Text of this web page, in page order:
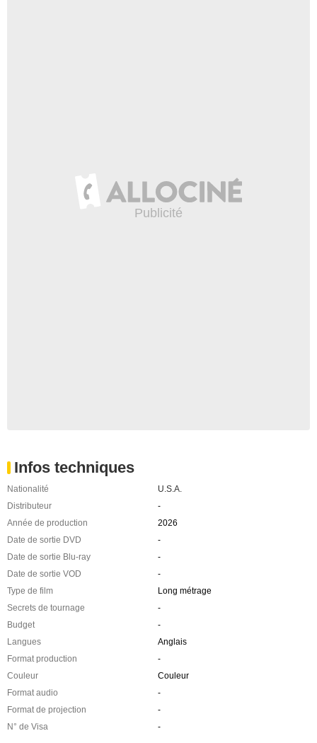
Infos techniques
Nationalité
U.S.A.
Distributeur
-
Année de production
2026
Date de sortie DVD
-
Date de sortie Blu-ray
-
Date de sortie VOD
-
Type de film
Long métrage
Secrets de tournage
-
Budget
-
Langues
Anglais
Format production
-
Couleur
Couleur
Format audio
-
Format de projection
-
N° de Visa
-